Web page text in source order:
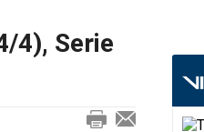
4), Serie